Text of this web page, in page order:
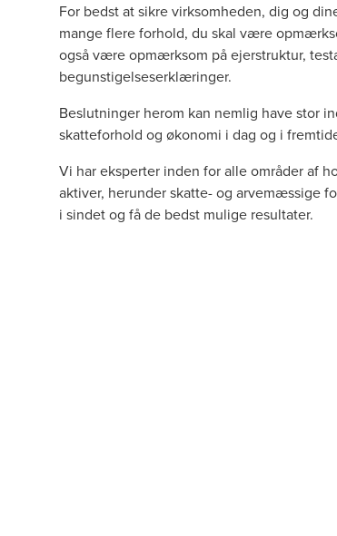
For bedst at sikre virksomheden, dig og
mange flere forhold, du skal være
også være opmærksom på ejerstruktur,
begunstigelseserklæringer.
Beslutninger herom kan nemlig have stor
skatteforhold og økonomi i dag og i
Vi har eksperter inden for alle områder af
aktiver, herunder skatte- og arvemæssige
i sindet og få de bedst mulige resultater.